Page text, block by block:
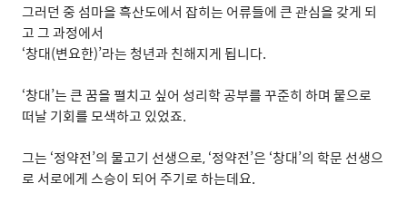
그러던 중 섬마을 흑산도에서 잡히는 어류들에 큰 관심을 갖게 되
고 그 과정에서
‘창대(변요한)’라는 청년과 친해지게 됩니다.
‘창대’는 큰 꿈을 펼치고 싶어 성리학 공부를 꾸준히 하며 뭍으로
떠날 기회를 모색하고 있었죠.
그는 ‘정약전’의 물고기 선생으로, ‘정약전’은 ‘창대’의 학문 선생으
로 서로에게 스승이 되어 주기로 하는데요.